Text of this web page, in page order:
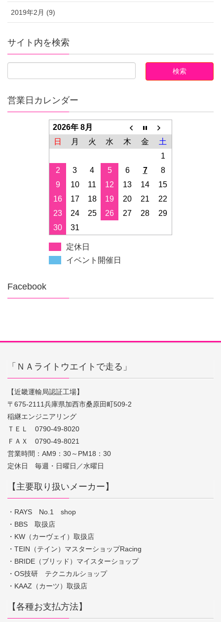
2019年2月 (9)
サイト内を検索
営業日カレンダー
2026年 8月
日
月 火 水 木 金
土
1
2
3 4 5 6 7
8
9
10 11 12 13 14
15
16
17 18 19 20 21
22
23
24 25 26 27 28
29
30
31
定休日
イベント開催日
Facebook
「ＮＡライトウエイトで走る」
【近畿運輸局認証工場】
〒675-2111兵庫県加西市桑原田町509-2
稲継エンジニアリング
ＴＥＬ 0790-49-8020
ＦＡＸ 0790-49-8021
営業時間：AM9：30～PM18：30
定休日 毎週・日曜日／水曜日
【主要取り扱いメーカー】
・RAYS No.1 shop
・BBS 取扱店
・KW（カーヴェイ）取扱店
・TEIN（テイン）マスターショップRacing
・BRIDE（ブリッド）マイスターショップ
・OS技研 テクニカルショップ
・KAAZ（カーツ）取扱店
【各種お支払方法】